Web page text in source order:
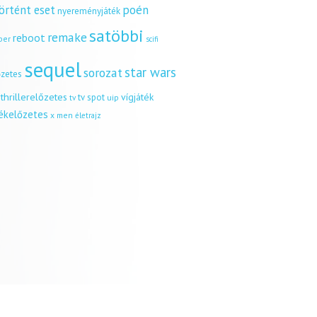
esetnyereményjáték poén
reboot remakesatöbbi scifi
sequelsorozatstar wars
thrillerelőzetes tv tv spot uip vígjáték
x men életrajz